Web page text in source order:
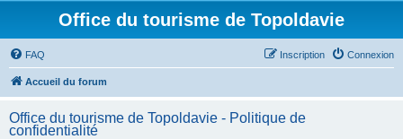
Office du tourisme de Topoldavie
FAQ Connexion
Inscription
Accueil du forum
Office du tourisme de Topoldavie - Politique de
confidentialité